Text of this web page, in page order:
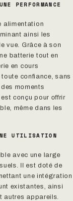
PERFORMANCE
alimentation
ainsi les
vue. Grâce à son
batterie tout en
en cours
confiance, sans
moments
conçu pour offrir
même dans les
UTILISATION
avec une large
Il est doté de
une intégration
existantes, ainsi
autres appareils.